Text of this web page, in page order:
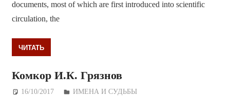
documents, most of which are first introduced into scientific
circulation, the
ЧИТАТЬ
Комкор И.К. Грязнов
16/10/2017 Дежурный по Редакции
ИМЕНА И СУДЬБЫ